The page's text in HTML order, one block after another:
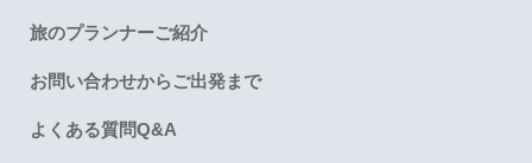
旅のプランナーご紹介
お問い合わせからご出発まで
よくある質問Q&A